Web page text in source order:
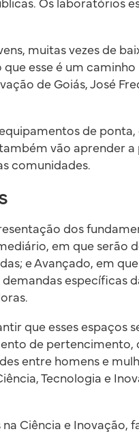
Os laboratórios
muitas vezes de
esse é um caminho
de Goiás, José
de
vão aprender
comunidades.
dos
em que serão
e Avançado, em
específicas
que esses espaços
de pertencimento,
entre homens e
Tecnologia e
Ciência e Inovação,